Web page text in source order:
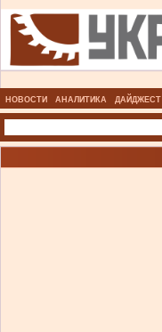
НОВОСТИ АНАЛИТИКА ДАЙДЖЕСТ